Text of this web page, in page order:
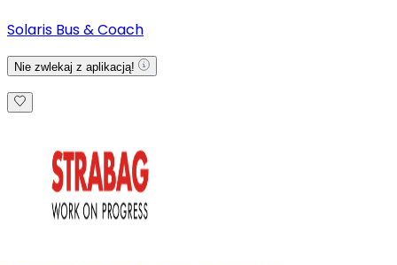
Solaris Bus & Coach
Nie zwlekaj z aplikacją!